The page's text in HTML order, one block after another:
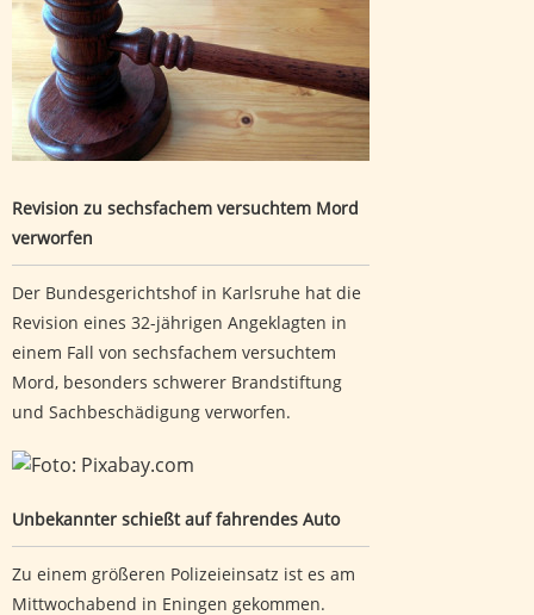
Revision zu sechsfachem versuchtem Mord
verworfen
Der Bundesgerichtshof in Karlsruhe hat die
Revision eines 32-jährigen Angeklagten in
einem Fall von sechsfachem versuchtem
Mord, besonders schwerer Brandstiftung
und Sachbeschädigung verworfen.
Unbekannter schießt auf fahrendes Auto
Unbekannter schießt auf fahrendes Auto
Zu einem größeren Polizeieinsatz ist es am
Mittwochabend in Eningen gekommen.